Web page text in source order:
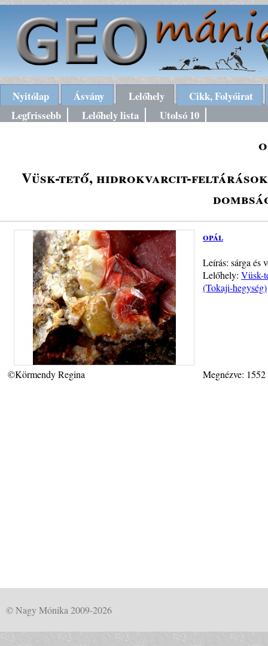
Nyitólap Ásvány Lelőhely
Cikk, Folyóirat
Legfrissebb
Lelőhely lista Utolsó 10
Vüsk-tető, hidrokvarcit-feltárások,
opál
Leírás: sárga és
Lelőhely: Vüsk-
(Tokaji-hegység)
©Körmendy Regina Megnézve:
© Nagy Mónika 2009-2026